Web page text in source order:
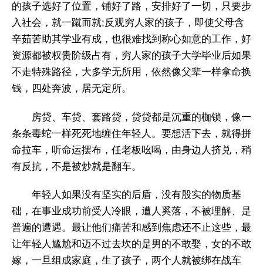
的孩子选好了位置，铺好了路，安排好了一切，只要步
入社会，就一蹴而就;反观穷人家的孩子，即使父母含
辛茹苦助其学业有成，也很难找到称心如意的工作，好
资源都被权贵阶级占有，穷人家的孩子大学毕业后如果
不走特殊路径，大多学无所用，依然像父辈一样拿命换
钱，四处奔波，居无定所。
房贷、车贷、套路贷，贷贷都是沉重的枷锁，像一
条条毒蛇一样死死地缠住年轻人。要想活下去，就得拼
命拉车，听命运摆布，任老板吆喝，由身边人挤兑，稍
有反抗，不是被炒就是翻车。
年轻人如果没有坚实的后盾，没有殷实的物质基
础，在事业成功前受人冷眼，遭人奚落，不被理解、是
普遍的遭遇。最让他们痛苦和感到焦虑还不止这些，最
让年轻人尴尬和迈不过去坎的是男的不敢娶，女的不敢
嫁，一旦组成家庭，生了孩子，两个人就被绑在战车